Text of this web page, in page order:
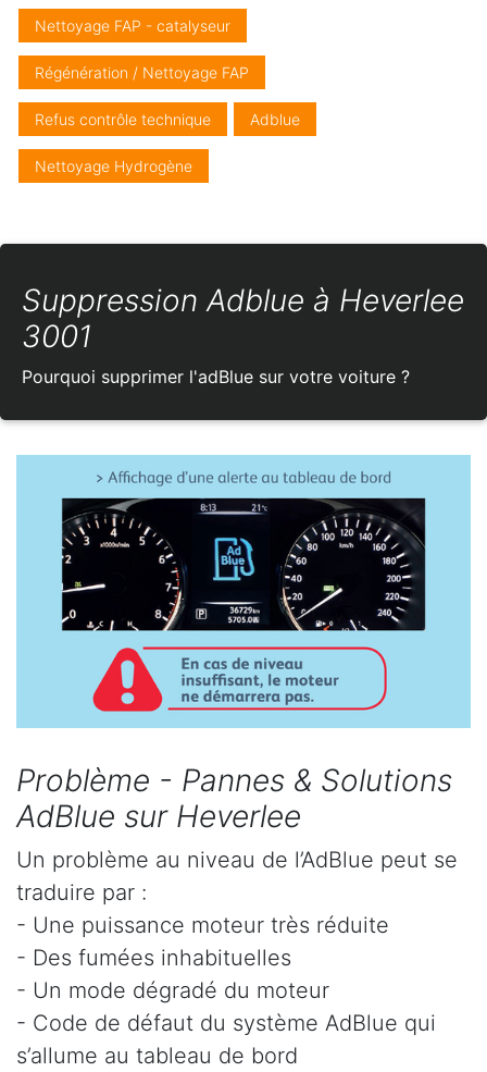
Nettoyage FAP - catalyseur
Régénération / Nettoyage FAP
Refus contrôle technique Adblue
Nettoyage Hydrogène
Suppression Adblue à Heverlee
3001
Pourquoi supprimer l'adBlue sur votre voiture ?
Problème - Pannes & Solutions
AdBlue sur Heverlee
Un problème au niveau de l’AdBlue peut se
traduire par :
- Une puissance moteur très réduite
- Des fumées inhabituelles
- Un mode dégradé du moteur
- Code de défaut du système AdBlue qui
s’allume au tableau de bord